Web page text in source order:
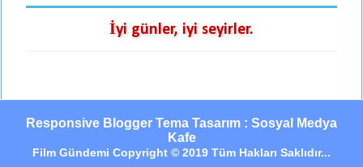
İyi günler, iyi seyirler.
Responsive Blogger Tema Tasarım : Sosyal Medya
Kafe
Film Gündemi Copyright © 2019 Tüm Hakları Saklıdır...